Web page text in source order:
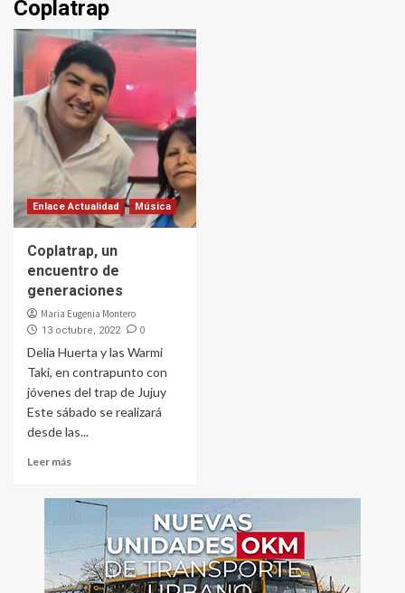
Coplatrap
Enlace Actualidad Música
Coplatrap, un
encuentro de
generaciones
Maria Eugenia Montero
13 octubre, 2022 0
Delia Huerta y las Warmi
Taki, en contrapunto con
jóvenes del trap de Jujuy
Este sábado se realizará
desde las...
Leer más